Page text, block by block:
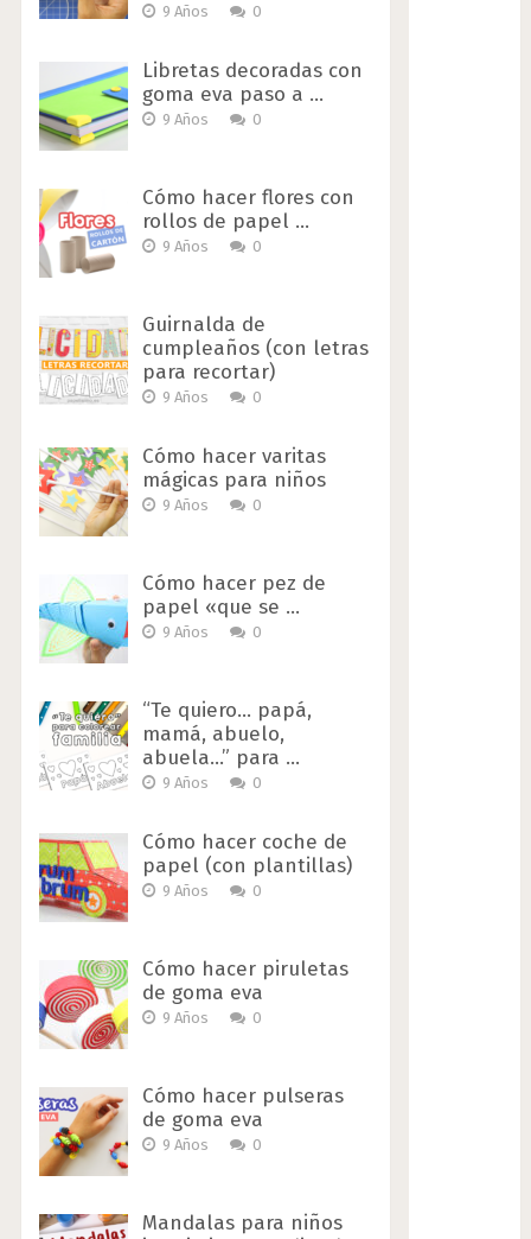
9 Años 0
Libretas decoradas con
goma eva paso a …
9 Años 0
Cómo hacer flores con
rollos de papel …
9 Años 0
Guirnalda de
cumpleaños (con letras
para recortar)
9 Años 0
Cómo hacer varitas
mágicas para niños
9 Años 0
Cómo hacer pez de
papel «que se …
9 Años 0
“Te quiero… papá,
mamá, abuelo,
abuela…” para …
9 Años 0
Cómo hacer coche de
papel (con plantillas)
9 Años 0
Cómo hacer piruletas
de goma eva
9 Años 0
Cómo hacer pulseras
de goma eva
9 Años 0
Mandalas para niños